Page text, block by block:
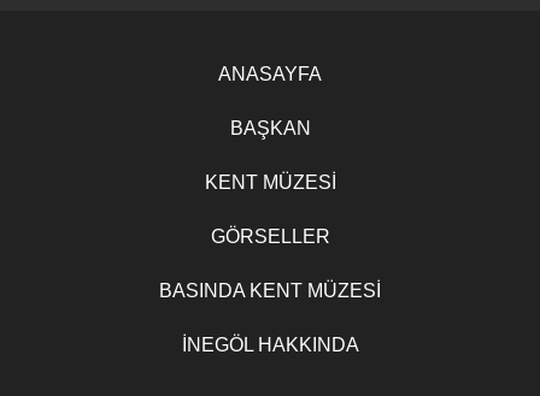
ANASAYFA
BAŞKAN
KENT MÜZESİ
GÖRSELLER
BASINDA KENT MÜZESİ
İNEGÖL HAKKINDA